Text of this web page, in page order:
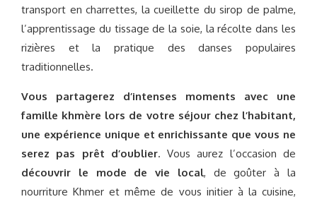
transport en charrettes, la cueillette du sirop de palme,
l’apprentissage du tissage de la soie, la récolte dans les
rizières et la pratique des danses populaires
traditionnelles.
Vous partagerez d’intenses moments avec une
famille khmère lors de votre séjour chez l’habitant,
une expérience unique et enrichissante que vous ne
serez pas prêt d’oublier. Vous aurez l’occasion de
découvrir le mode de vie local, de goûter à la
nourriture Khmer et même de vous initier à la cuisine,